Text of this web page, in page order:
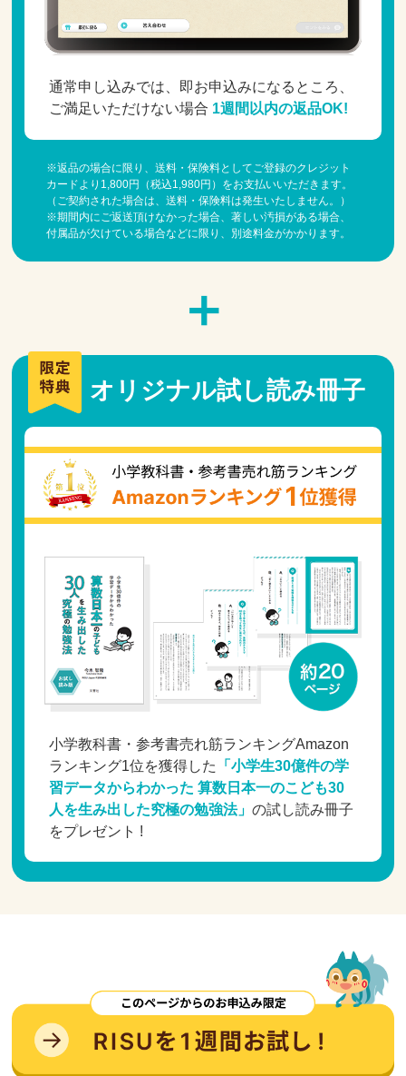
通常申し込みでは、即お申込みになるところ、
ご満足いただけない場合 1週間以内の返品OK!
※返品の場合に限り、送料・保険料としてご登録のクレジット
カードより1,800円（税込1,980円）をお支払いいただきます。
（ご契約された場合は、送料・保険料は発生いたしません。）
※期間内にご返送頂けなかった場合、著しい汚損がある場合、
付属品が欠けている場合などに限り、別途料金がかかります。
＋
オリジナル試し読み冊子
小学教科書・参考書売れ筋ランキングAmazon
ランキング1位を獲得した 「小学生30億件の学
習データからわかった 算数日本一のこども30
人を生み出した究極の勉強法」 の試し読み冊子
をプレゼント !